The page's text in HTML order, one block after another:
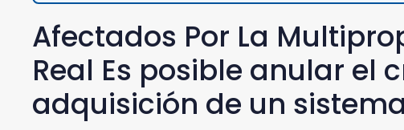
Afectados Por La
Real Es posible anular el
adquisición de un